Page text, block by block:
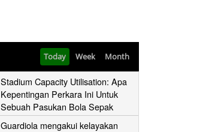
Today Week Month
Stadium Capacity Utilisation: Apa
Kepentingan Perkara Ini Untuk
Sebuah Pasukan Bola Sepak
Guardiola mengakui kelayakan